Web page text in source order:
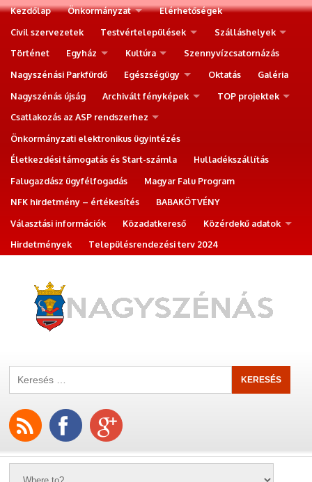
Kezdőlap Önkormányzat
Elérhetőségek
Civil szervezetek
Testvértelepülések
Szálláshelyek
Történet
Egyház Kultúra
Szennyvízcsatornázás
Nagyszénási Parkfürdő
Egészségügy Oktatás
Galéria
Nagyszénás újság
Archivált fényképek
TOP projektek
Csatlakozás az ASP rendszerhez
Önkormányzati elektronikus ügyintézés
Életkezdési támogatás és Start-számla
Hulladékszállítás
Falugazdász ügyfélfogadás
Magyar Falu Program
NFK hirdetmény – értékesítés
BABAKÖTVÉNY
Választási információk
Közadatkereső
Közérdekű adatok
Hirdetmények
Településrendezési terv 2024